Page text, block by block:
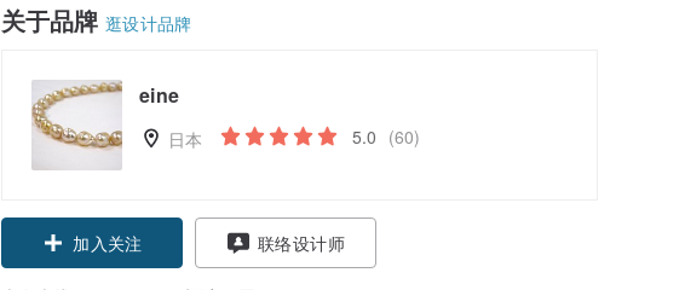
关于品牌 逛设计品牌
eine
日本 5.0 (60)
加入关注 联络设计师